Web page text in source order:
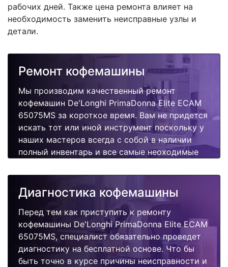
рабочих дней. Также цена ремонта влияет на
необходимость заменить неисправные узлы и
детали.
Ремонт кофемашины
Мы производим качественный ремонт
кофемашин De'Longhi PrimaDonna Elite ECAM
65075MS за короткое время. Вам не придется
искать тот или иной инструмент поскольку у
наших мастеров всегда с собой в наличии
полный инвентарь и все самые неоходимые
Отремонтируем быстро, качественно и
недорого.
Диагностика кофемашины
Перед тем как приступить к ремонту
кофемашины De'Longhi PrimaDonna Elite ECAM
65075MS, специалист обязательно проведет
диагностику на бесплатной основе. Что бы
быть точно в курсе причины неисправности и